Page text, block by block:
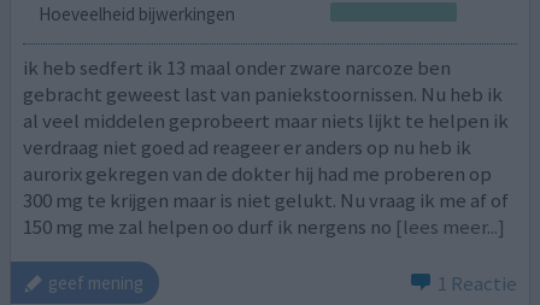
Hoeveelheid bijwerkingen
ik heb sedfert ik 13 maal onder zware narcoze ben
gebracht geweest last van paniekstoornissen. Nu heb ik
al veel middelen geprobeert maar niets lijkt te helpen ik
verdraag niet goed ad reageer er anders op nu heb ik
aurorix gekregen van de dokter hij had me proberen op
300 mg te krijgen maar is niet gelukt. Nu vraag ik me af of
150 mg me zal helpen oo durf ik nergens no [lees meer...]
geef mening 1 Reactie